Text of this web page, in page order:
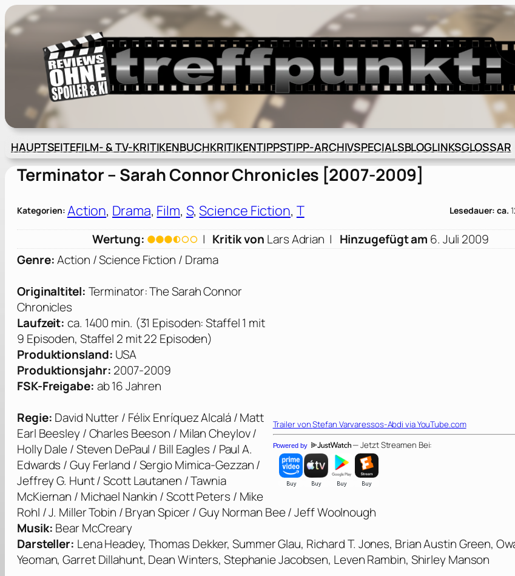
Zum
Inhalt
springen
HAUPTSEITEFILM- & TV-KRITIKENBUCHKRITIKENTIPPSTIPP-ARCHIVSPECIALSBLOGLINKSGLOSSAR
Terminator – Sarah Connor Chronicles [2007-2009]
Kategorien: Action, Drama, Film, S, Science Fiction, T Lesedauer: ca.
Wertung: | Kritik von Lars Adrian | Hinzugefügt am 6. Juli 2009
Trailer vonStefan Varvaressos-Abdi via YouTube.com
Powered by — Jetzt Streamen Bei:
Genre:Action / Science Fiction / Drama
Originaltitel: Terminator: The Sarah Connor
Chronicles
Laufzeit: ca. 1400 min. (31 Episoden: Staffel 1 mit
9 Episoden, Staffel 2 mit 22 Episoden)
Produktionsland: USA
Produktionsjahr: 2007-2009
FSK-Freigabe: ab 16 Jahren
Regie: David Nutter / Félix Enríquez Alcalá / Matt
Earl Beesley / Charles Beeson / Milan Cheylov /
Holly Dale / Steven DePaul / Bill Eagles / Paul A.
Edwards / Guy Ferland / Sergio Mimica-Gezzan /
Jeffrey G. Hunt / Scott Lautanen / Tawnia
McKiernan / Michael Nankin / Scott Peters / Mike
Rohl / J. Miller Tobin / Bryan Spicer / Guy Norman Bee / Jeff Woolnough
Musik: Bear McCreary
Darsteller: Lena Headey, Thomas Dekker, Summer Glau, Richard T. Jones, Brian Austin Green,
Yeoman, Garret Dillahunt, Dean Winters, Stephanie Jacobsen, Leven Rambin, Shirley Manson